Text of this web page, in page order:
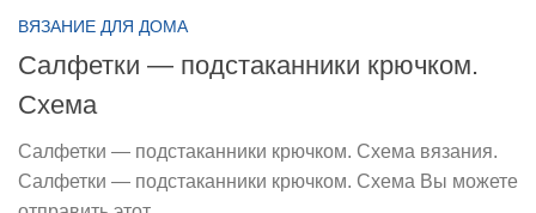
ВЯЗАНИЕ ДЛЯ ДОМА
Салфетки — подстаканники крючком.
Схема
Салфетки — подстаканники крючком. Схема вязания.
Салфетки — подстаканники крючком. Схема Вы можете